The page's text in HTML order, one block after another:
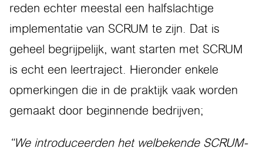
reden echter meestal een halfslachtige
implementatie van SCRUM te zijn. Dat is
geheel begrijpelijk, want starten met SCRUM
is echt een leertraject. Hieronder enkele
opmerkingen die in de praktijk vaak worden
gemaakt door beginnende bedrijven;
“We introduceerden het welbekende SCRUM-